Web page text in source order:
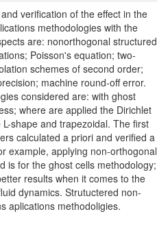
verification of the effect in the
methodologies with the
are: nonorthogonal structured
Poisson's equation; two-
schemes of second order;
machine round-off error.
considered are: with ghost
where are applied the Dirichlet
shape and trapezoidal. The first
calculated a priori and verified a
example, applying non-orthogonal
is for the ghost cells methodology;
results when it comes to the
dynamics. Strutuctered non-
aplications methodoligies.